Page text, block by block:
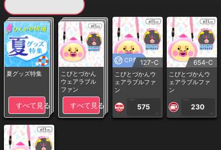
夏グッズ特集
すべて見る
こびとづかん
ウェアラブル
ファン
すべて見る
CP専用127-C
こびとづかんウ
ェアラブルファ
ン
1PLAY
575
CP
654-C
こびとづかんウ
ェアラブルファ
ン
1PLAY
230
CP